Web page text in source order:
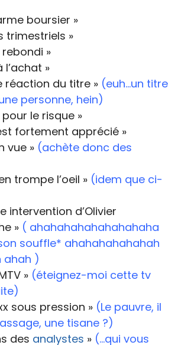
boursier »
trimestriels »
rebondi »
l’achat »
réaction du titre » (euh…un titre
personne, hein)
pour le risque »
fortement apprécié »
vue » (achète donc des
trompe l’oeil » (idem que ci-
intervention d’Olivier
» ( ahahahahahahahahaha
souffle* ahahahahahahah
ahah )
» (éteignez-moi cette tv
sous pression » (Le pauvre, il
une tisane ?)
des analystes » (…qui vous